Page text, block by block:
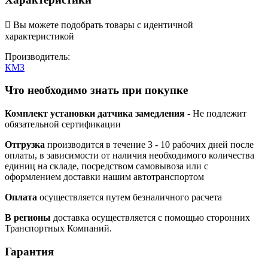
 Вы можете подобрать товары с идентичной
характеристикой
Производитель:
КМЗ
Что необходимо знать при покупке
Комплект установки датчика замедления - Не подлежит
обязательной сертификации
Отгрузка производится в течение 3 - 10 рабочих дней после
оплаты, в зависимости от наличия необходимого количества
единиц на складе, посредством самовывоза или с
оформлением доставки нашим автотранспортом
Оплата осуществляется путем безналичного расчета
В регионы доставка осуществляется с помощью сторонних
Транспортных Компаний.
Гарантия